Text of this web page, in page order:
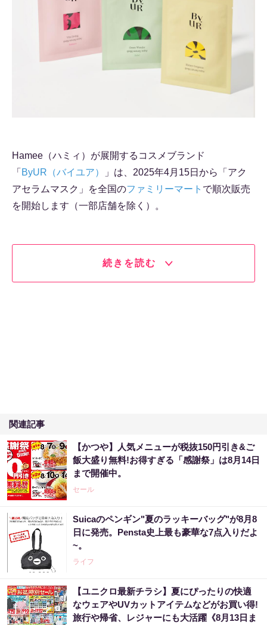
Hamee（ハミィ）が展開するコスメブランド
「 ByUR（バイユア）
」は、2025年4月15日から「アク
アセラムマスク」を全国のファミリーマート で順次販売
を開始します（一部店舗を除く）。
続きを読む
関連記事
【かつや】人気メニューが税抜150円引き&ご
飯大盛り無料!お得すぎる「感謝祭」は8月14日
まで開催中。
セール
Suicaのペンギン"夏のラッキーバッグ"が8月8
日に発売。Pensta史上最も豪華な7点入りだよ
~。
ライフ
【ユニクロ最新チラシ】夏にぴったりの快適
なウェアやUVカットアイテムなどがお買い得!
旅行や帰省、レジャーにも大活躍《8月13日ま